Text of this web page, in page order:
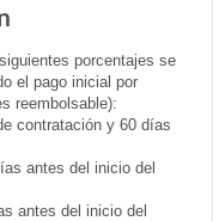
porcentajes se
el pago inicial por
reembolsable):
contratación y 60 días
antes del inicio del
antes del inicio del